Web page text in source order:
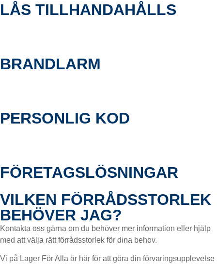
LÅS TILLHANDAHÅLLS
BRANDLARM
PERSONLIG KOD
FÖRETAGSLÖSNINGAR
VILKEN FÖRRÅDSSTORLEK
BEHÖVER JAG?
Kontakta oss gärna om du behöver mer information eller hjälp
med att välja rätt förrådsstorlek för dina behov.
Vi på Lager För Alla är här för att göra din förvaringsupplevelse